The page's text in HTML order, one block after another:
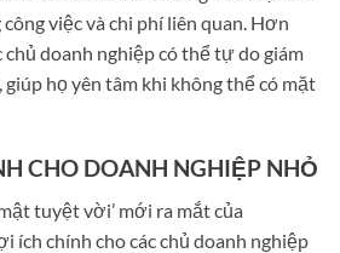
việc và chi phí liên quan. Hơn
chủ doanh nghiệp có thể tự do giám
họ yên tâm khi không thể có mặt
CHO DOANH NGHIỆP NHỎ
tuyệt vời’ mới ra mắt của
ích chính cho các chủ doanh nghiệp